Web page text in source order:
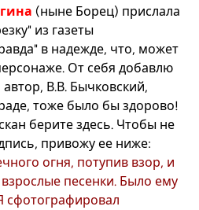
(ныне Борец) прислала
из газеты
в надежде, что, может
От себя добавлю
автор, В.В. Бычковский,
тоже было бы здорово!
берите здесь. Чтобы не
привожу ее ниже:
огня, потупив взор, и
песенки. Было ему
сфотографировал